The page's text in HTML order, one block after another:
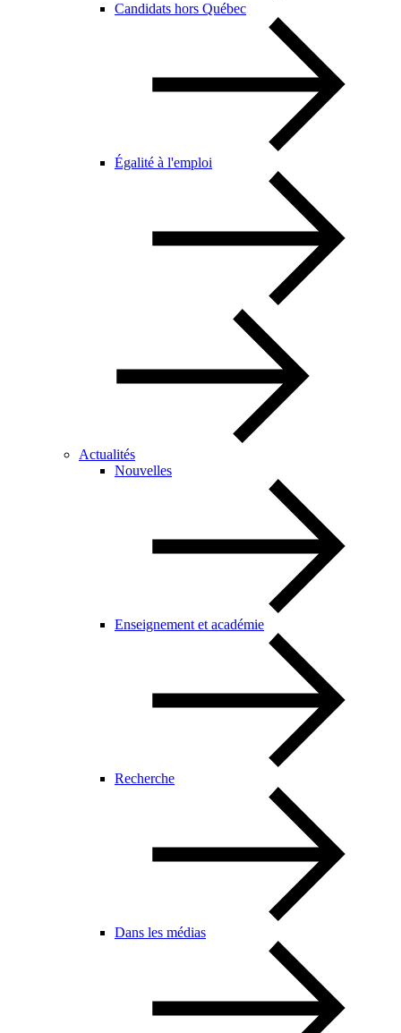
Candidats hors Québec
Égalité à l'emploi
Actualités
Nouvelles
Enseignement et académie
Recherche
Dans les médias